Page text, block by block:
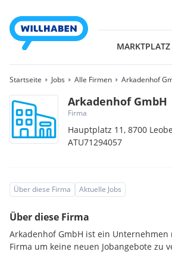
MARKTPLATZ
Startseite Jobs Alle Firmen Arkadenhof
Arkadenhof GmbH
Firma
Hauptplatz 11,8700
ATU71294057
Über diese Firma Aktuelle Jobs
Über diese Firma
Arkadenhof GmbH ist ein
Firma um keine neuen Jobangebote zu